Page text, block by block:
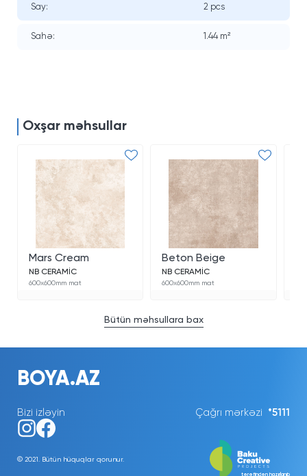
Say: 2 pcs
Sahə: 1.44 m²
Oxşar məhsullar
Bütün məhsullara bax
Mars Cream
NB CERAMİC
600x600mm mat
Beton Beige
NB CERAMİC
600x600mm mat
BOYA.AZ
Çağrı mərkəzi *5111
Bizi izləyin
© 2021. Bütün hüquqlar qorunur.
tərəfindən hazırlanıb